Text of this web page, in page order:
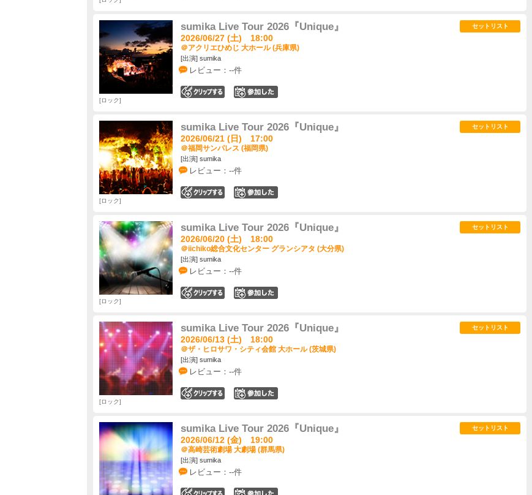
sumika Live Tour 2026『Unique』
2026/06/27 (土) 18:00
＠アクリエひめじ 大ホール (兵庫県)
[出演] sumika
レビュー：--件
セットリスト
ロック
sumika Live Tour 2026『Unique』
2026/06/21 (日) 17:00
＠福岡サンパレス (福岡県)
[出演] sumika
レビュー：--件
セットリスト
ロック
sumika Live Tour 2026『Unique』
2026/06/20 (土) 18:00
＠iichiko総合文化センター グランシアタ (大分県)
[出演] sumika
レビュー：--件
セットリスト
ロック
sumika Live Tour 2026『Unique』
2026/06/13 (土) 18:00
＠ザ・ヒロサワ・シティ会館 大ホール (茨城県)
[出演] sumika
レビュー：--件
セットリスト
ロック
sumika Live Tour 2026『Unique』
2026/06/12 (金) 19:00
＠高崎芸術劇場 大劇場 (群馬県)
[出演] sumika
レビュー：--件
セットリスト